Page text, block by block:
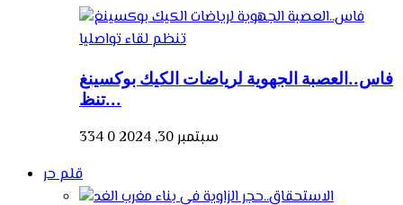
فاس..العصبة الجهوية لرياضات الكيك بوكسينغ
تنظ...
سبتمبر 30, 2024 0
334
قلم حر